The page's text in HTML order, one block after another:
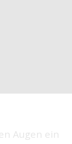
Augen ein